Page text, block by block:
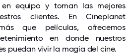
equipo y toman las mejores
clientes. En Cineplanet
que películas, ofrecemos
en donde nuestros
puedan vivir la magia del cine.